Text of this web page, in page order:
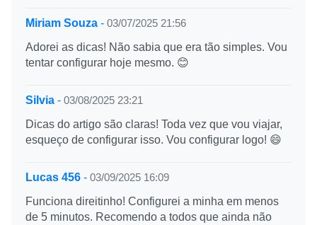
Miriam Souza - 03/07/2025 21:56
Adorei as dicas! Não sabia que era tão simples. Vou
tentar configurar hoje mesmo. 😊
Silvia - 03/08/2025 23:21
Dicas do artigo são claras! Toda vez que vou viajar,
esqueço de configurar isso. Vou configurar logo! 😄
Lucas 456 - 03/09/2025 16:09
Funciona direitinho! Configurei a minha em menos
de 5 minutos. Recomendo a todos que ainda não